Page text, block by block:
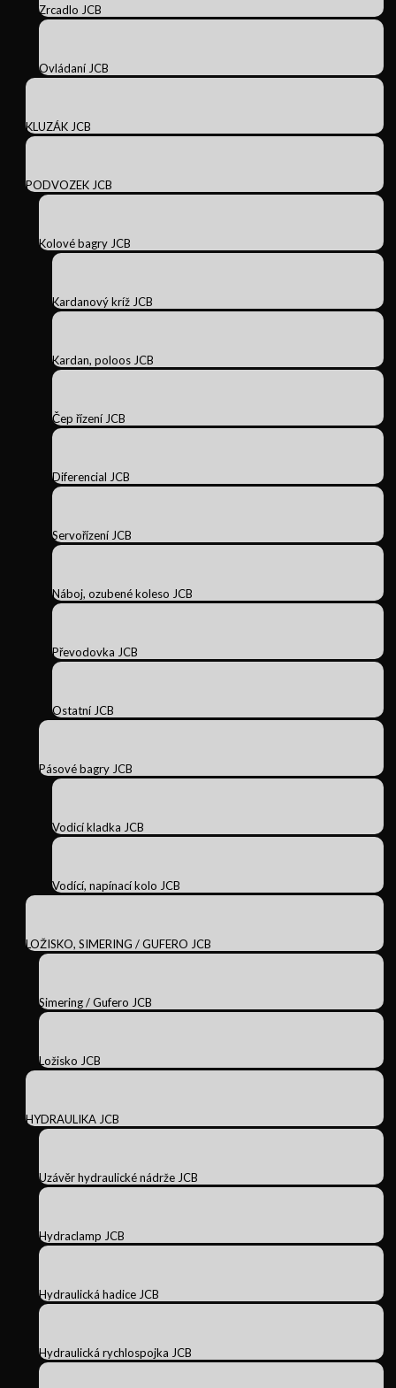
Zrcadlo JCB
Ovládaní JCB
KLUZÁK JCB
PODVOZEK JCB
Kolové bagry JCB
Kardanový kríž JCB
Kardan, poloos JCB
Čep řízení JCB
Diferencial JCB
Servořízení JCB
Náboj, ozubené koleso JCB
Převodovka JCB
Ostatní JCB
Pásové bagry JCB
Vodicí kladka JCB
Vodící, napínací kolo JCB
LOŽISKO, SIMERING / GUFERO JCB
Simering / Gufero JCB
Ložisko JCB
HYDRAULIKA JCB
Uzávěr hydraulické nádrže JCB
Hydraclamp JCB
Hydraulická hadice JCB
Hydraulická rychlospojka JCB